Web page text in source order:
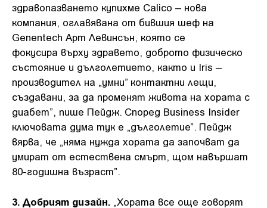
здравопазването купихме Calico – нова
компания, оглавявана от бившия шеф на
Genentech Арт Левинсън, която се
фокусира върху здравето, доброто физическо
състояние и дълголетието, както и Iris –
производител на „умни” контактни лещи,
създавани, за да променят живота на хората с
диабет”, пише Пейдж. Според Business Insider
ключовата дума тук е „дълголетие”. Пейдж
вярва, че „няма нужда хората да започват да
умират от естествена смърт, щом навършат
80-годишна възраст”.
3. Добрият дизайн. „Хората все още говорят